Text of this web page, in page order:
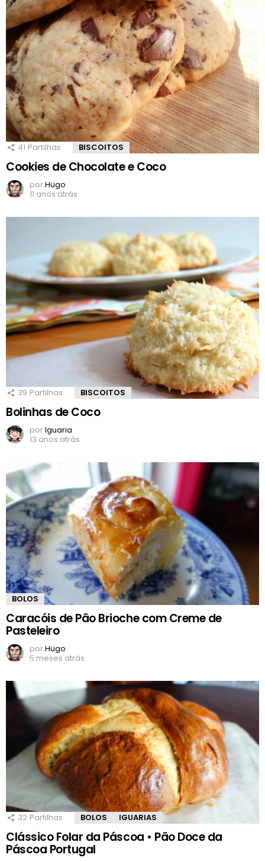
41 Partilhas BISCOITOS
Cookies de Chocolate e Coco
porHugo
11 anos atrás
39 Partilhas BISCOITOS
Bolinhas de Coco
porIguaria
13 anos atrás
BOLOS
Caracóis de Pão Brioche com Creme de
Pasteleiro
porHugo
5 meses atrás
32 Partilhas BOLOS IGUARIAS
Clássico Folar da Páscoa • Pão Doce da
Páscoa Portugal